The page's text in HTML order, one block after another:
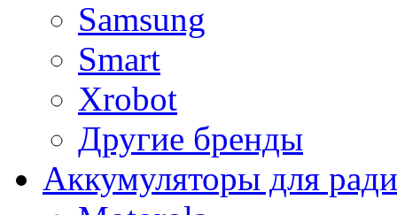
Samsung
Smart
Xrobot
Другие бренды
Аккумуляторы для